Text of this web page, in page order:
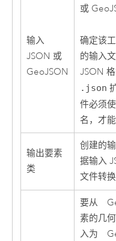
输入
JSON 或
GeoJSON
或
确定该
的输入
JSON
.json
件必须
名，才
输出要素
类
创建的
据输入
文件转换
要从
素的几
入为